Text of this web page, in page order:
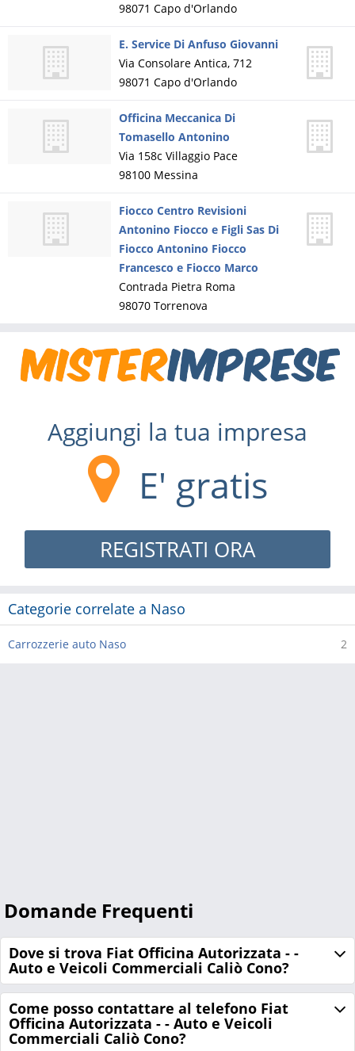
98071 Capo d'Orlando
E. Service Di Anfuso Giovanni
Via Consolare Antica, 712
98071 Capo d'Orlando
Officina Meccanica Di
Tomasello Antonino
Via 158c Villaggio Pace
98100 Messina
Fiocco Centro Revisioni
Antonino Fiocco e Figli Sas Di
Fiocco Antonino Fiocco
Francesco e Fiocco Marco
Contrada Pietra Roma
98070 Torrenova
Aggiungi la tua impresa
E' gratis
REGISTRATI ORA
Categorie correlate a Naso
2
Carrozzerie auto Naso
Domande Frequenti
Dove si trova Fiat Officina Autorizzata - -
Auto e Veicoli Commerciali Caliò Cono?
Come posso contattare al telefono Fiat
Officina Autorizzata - - Auto e Veicoli
Commerciali Caliò Cono?